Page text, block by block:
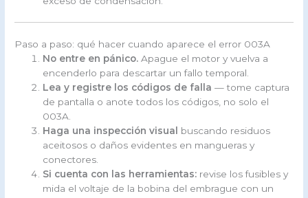
Paso a paso: qué hacer cuando aparece el error 003A
No entre en pánico. Apague el motor y vuelva a
encenderlo para descartar un fallo temporal.
Lea y registre los códigos de falla — tome captura
de pantalla o anote todos los códigos, no solo el
003A.
Haga una inspección visual buscando residuos
aceitosos o daños evidentes en mangueras y
conectores.
Si cuenta con las herramientas: revise los fusibles y
mida el voltaje de la bobina del embrague con un